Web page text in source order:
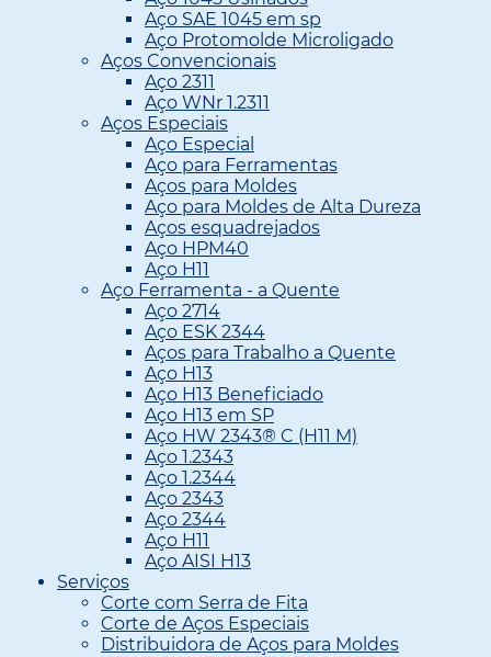
Aço SAE 1045 em sp
Aço Protomolde Microligado
Aços Convencionais
Aço 2311
Aço WNr 1.2311
Aços Especiais
Aço Especial
Aço para Ferramentas
Aços para Moldes
Aço para Moldes de Alta Dureza
Aços esquadrejados
Aço HPM40
Aço H11
Aço Ferramenta - a Quente
Aço 2714
Aço ESK 2344
Aços para Trabalho a Quente
Aço H13
Aço H13 Beneficiado
Aço H13 em SP
Aço HW 2343® C (H11 M)
Aço 1.2343
Aço 1.2344
Aço 2343
Aço 2344
Aço H11
Aço AISI H13
Serviços
Corte com Serra de Fita
Corte de Aços Especiais
Distribuidora de Aços para Moldes